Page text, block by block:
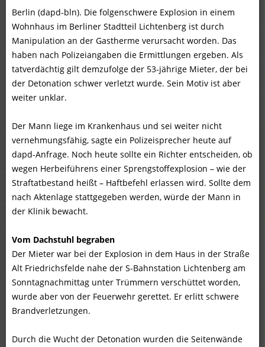
Berlin (dapd-bln). Die folgenschwere Explosion in einem
Wohnhaus im Berliner Stadtteil Lichtenberg ist durch
Manipulation an der Gastherme verursacht worden. Das
haben nach Polizeiangaben die Ermittlungen ergeben. Als
tatverdächtig gilt demzufolge der 53-jährige Mieter, der bei
der Detonation schwer verletzt wurde. Sein Motiv ist aber
weiter unklar.
Der Mann liege im Krankenhaus und sei weiter nicht
vernehmungsfähig, sagte ein Polizeisprecher heute auf
dapd-Anfrage. Noch heute sollte ein Richter entscheiden, ob
wegen Herbeiführens einer Sprengstoffexplosion – wie der
Straftatbestand heißt – Haftbefehl erlassen wird. Sollte dem
nach Aktenlage stattgegeben werden, würde der Mann in
der Klinik bewacht.
Vom Dachstuhl begraben
Der Mieter war bei der Explosion in dem Haus in der Straße
Alt Friedrichsfelde nahe der S-Bahnstation Lichtenberg am
Sonntagnachmittag unter Trümmern verschüttet worden,
wurde aber von der Feuerwehr gerettet. Er erlitt schwere
Brandverletzungen.
Durch die Wucht der Detonation wurden die Seitenwände